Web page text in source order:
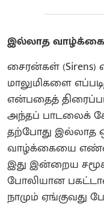
இல்லாத
சைரன்கள் (Sirens)
மாலுமிகளை
என்பதைத்
அந்தப் பாடலைக்
தற்போது இல்லாத
வாழ்க்கையை
இது இன்றைய
போலியான
நாமும் ஏங்குவது